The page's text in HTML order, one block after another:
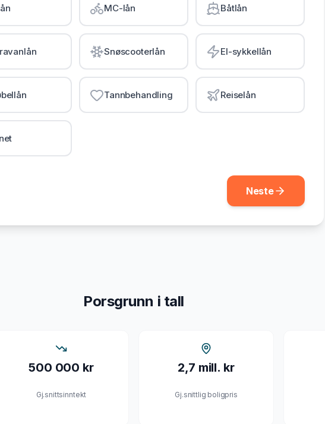
MC-lån Båtlån
Snøscooterlån El-sykkellån
Tannbehandling Reiselån
Neste
Porsgrunn i tall
500 000 kr
Gj.snittsinntekt
2,7 mill. kr
Gj.snittlig boligpris